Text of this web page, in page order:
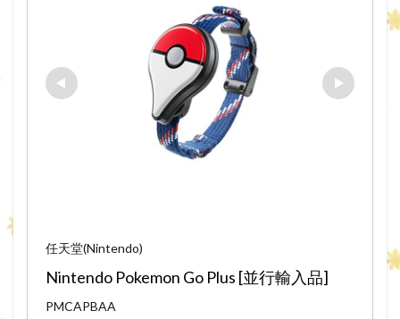
任天堂(Nintendo)
Nintendo Pokemon Go Plus [並行輸入品]
PMCAPBAA